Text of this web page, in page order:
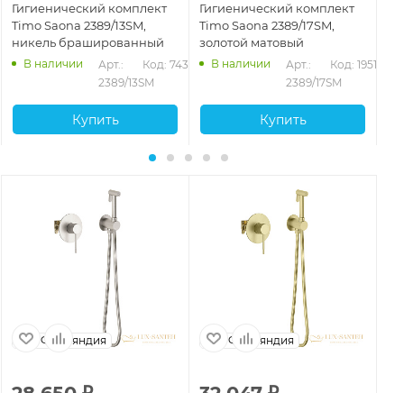
Гигиенический комплект
Timo Saona 2389/13SM,
никель брашированный
В наличии
Арт.:
2389/13SM
Код: 74367
Купить
Гигиенический комплект
Timo Saona 2389/17SM,
золотой матовый
В наличии
Арт.:
2389/17SM
Код: 19515
Купить
Финляндия Финляндия